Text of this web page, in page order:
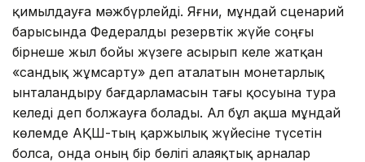
қимылдауға мәжбүрлейді. Яғни, мұндай сценарий
барысында Федералды резервтік жүйе соңғы
бірнеше жыл бойы жүзеге асырып келе жатқан
«сандық жұмсарту» деп аталатын монетарлық
ынталандыру бағдарламасын тағы қосуына тура
келеді деп болжауға болады. Ал бұл ақша мұндай
көлемде АҚШ-тың қаржылық жүйесіне түсетін
болса, онда оның бір бөлігі алаяқтық арналар